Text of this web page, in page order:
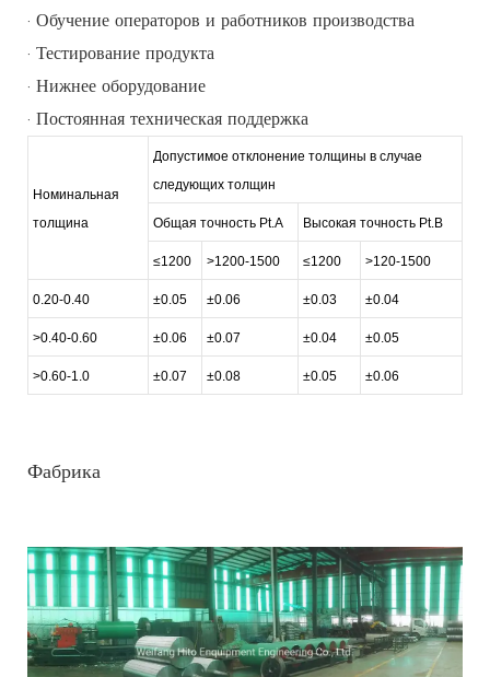
· Обучение операторов и работников производства
· Тестирование продукта
· Нижнее оборудование
· Постоянная техническая поддержка
Номинальная
толщина
Допустимое отклонение толщины в случае
следующих толщин
Общая точность Pt.A Высокая точность Pt.B
≤1200 >1200-1500 ≤1200 >120-1500
0.20-0.40 ±0.05 ±0.06 ±0.03 ±0.04
>0.40-0.60 ±0.06 ±0.07 ±0.04 ±0.05
>0.60-1.0 ±0.07 ±0.08 ±0.05 ±0.06
Фабрика